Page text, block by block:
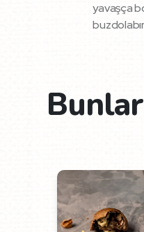
yavaşça